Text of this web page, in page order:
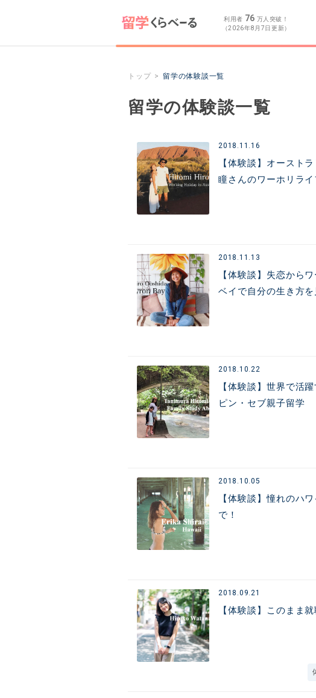
利用者 76 万人突破！
（2026年8月7日更新）
トップ 留学の体験談一覧
留学の体験談一覧
2018.11.16
【体験談】オースト
瞳さんのワーホリライ
2018.11.13
【体験談】失恋から
ベイで自分の生き方を
2018.10.22
【体験談】世界で活
ピン・セブ親子留学
2018.10.05
【体験談】憧れのハ
で！
2018.09.21
【体験談】このまま